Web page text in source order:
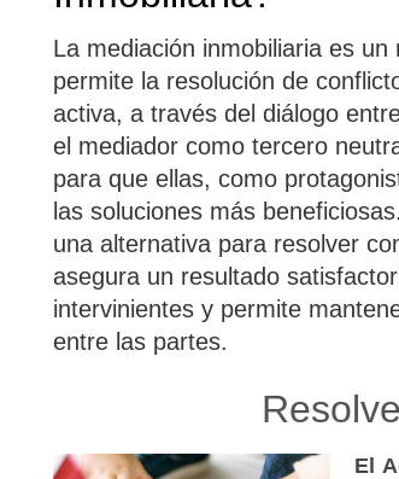
La mediación inmobiliaria es un
permite la resolución de
activa, a través del diálogo
el mediador como tercero
para que ellas, como
las soluciones más
una alternativa para resolver
asegura un resultado
intervinientes y permite
entre las partes.
El